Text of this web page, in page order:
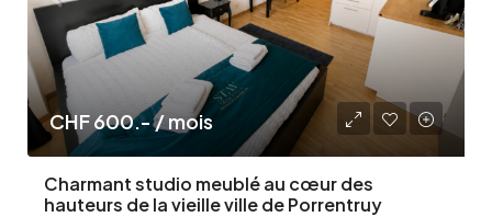
CHF 600.- / mois
Charmant studio meublé au cœur des
hauteurs de la vieille ville de Porrentruy